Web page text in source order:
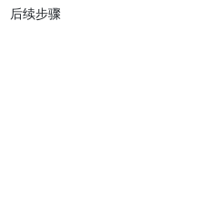
后续步骤